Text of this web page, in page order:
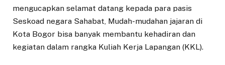
mengucapkan selamat datang kepada para pasis
Seskoad negara Sahabat, Mudah-mudahan jajaran di
Kota Bogor bisa banyak membantu kehadiran dan
kegiatan dalam rangka Kuliah Kerja Lapangan (KKL).